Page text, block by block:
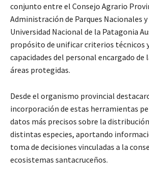
conjunto entre el Consejo Agrario
Administración de Parques Nacionales
Universidad Nacional de la Patagonia
propósito de unificar criterios técnicos
capacidades del personal encargado de
áreas protegidas.
Desde el organismo provincial
incorporación de estas herramientas
datos más precisos sobre la
distintas especies, aportando
toma de decisiones vinculadas a la
ecosistemas santacruceños.